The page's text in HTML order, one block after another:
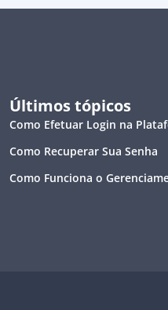
Últimos tópicos
Como Efetuar Login na
Como Recuperar Sua Senha
Como Funciona o